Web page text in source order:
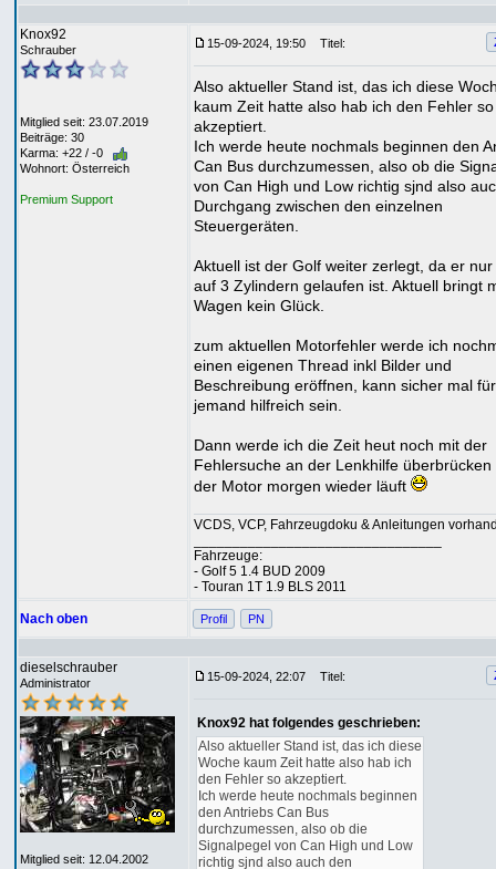
Knox92
Schrauber
Mitglied seit: 23.07.2019
Beiträge: 30
Karma: +22 / -0
Wohnort: Österreich
Premium Support
15-09-2024, 19:50 Titel:
Also aktueller Stand ist, das ich diese
kaum Zeit hatte also hab ich den Fehler so
akzeptiert.
Ich werde heute nochmals beginnen den
Can Bus durchzumessen, also ob die
von Can High und Low richtig sjnd also
Durchgang zwischen den einzelnen
Steuergeräten.
Aktuell ist der Golf weiter zerlegt, da er
auf 3 Zylindern gelaufen ist. Aktuell bringt
Wagen kein Glück.
zum aktuellen Motorfehler werde ich
einen eigenen Thread inkl Bilder und
Beschreibung eröffnen, kann sicher mal für
jemand hilfreich sein.
Dann werde ich die Zeit heut noch mit der
Fehlersuche an der Lenkhilfe überbrücken
der Motor morgen wieder läuft
VCDS, VCP, Fahrzeugdoku & Anleitungen
Fahrzeuge:
- Golf 5 1.4 BUD 2009
- Touran 1T 1.9 BLS 2011
Nach oben Profil PN
dieselschrauber
Administrator
Mitglied seit: 12.04.2002
15-09-2024, 22:07 Titel:
Knox92 hat folgendes geschrieben:
Also aktueller Stand ist, das ich diese
Woche kaum Zeit hatte also hab ich
den Fehler so akzeptiert.
Ich werde heute nochmals beginnen
den Antriebs Can Bus
durchzumessen, also ob die
Signalpegel von Can High und Low
richtig sjnd also auch den